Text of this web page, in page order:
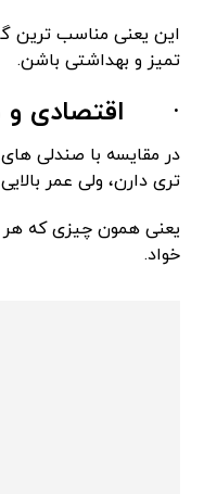
این یعنی مناسب ترین
تمیز و بهداشتی باشن.
· اقتصادی
در مقایسه با صندلی
تری دارن، ولی عمر
یعنی همون چیزی که هر
خواد.